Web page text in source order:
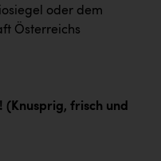
oder dem
Österreichs
(Knusprig, frisch und